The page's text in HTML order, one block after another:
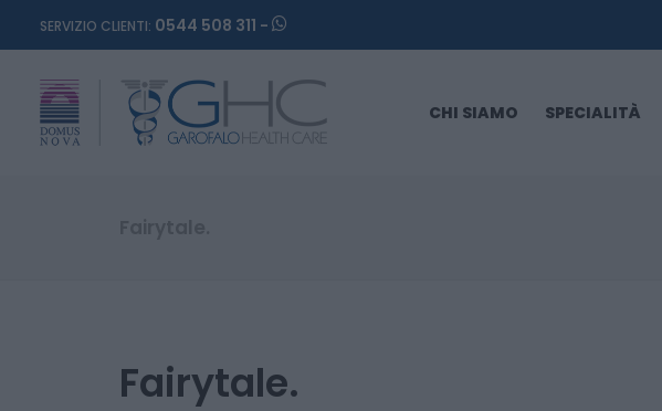
SERVIZIO CLIENTI: 0544 508 311 -
CHI SIAMO SPECIALITÀ
Fairytale.